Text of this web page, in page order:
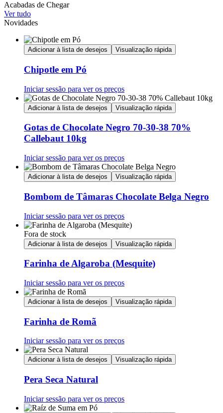
Acabadas de Chegar
Ver tudo
Novidades
Adicionar à lista de desejos Visualização rápida
Chipotle em Pó
Iniciar sessão para ver os preços
Adicionar à lista de desejos Visualização rápida
Gotas de Chocolate Negro 70-30-38 70%
Callebaut 10kg
Iniciar sessão para ver os preços
Adicionar à lista de desejos Visualização rápida
Bombom de Tâmaras Chocolate Belga Negro
Iniciar sessão para ver os preços
Fora de stock
Adicionar à lista de desejos Visualização rápida
Farinha de Algaroba (Mesquite)
Iniciar sessão para ver os preços
Adicionar à lista de desejos Visualização rápida
Farinha de Romã
Iniciar sessão para ver os preços
Adicionar à lista de desejos Visualização rápida
Pera Seca Natural
Iniciar sessão para ver os preços